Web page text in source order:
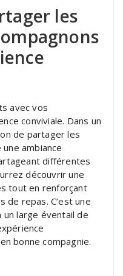
les
avec vos
conviviale. Dans un
de partager les
ambiance
différentes
découvrir une
tout en renforçant
de repas. C’est une
large éventail de
bonne compagnie.